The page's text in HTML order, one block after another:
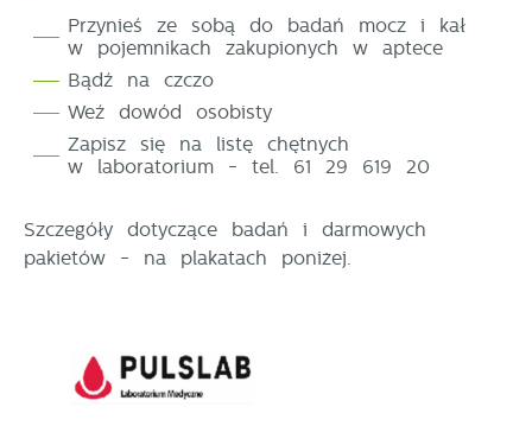
Przynieś ze sobą do badań mocz i kał
w pojemnikach zakupionych w aptece
Bądź na czczo
Weź dowód osobisty
Zapisz się na listę chętnych
w laboratorium - tel. 61 29 619 20
Szczegóły dotyczące badań i darmowych
pakietów - na plakatach poniżej.
upodobań oraz Twoich zwyczajów dotyczących
przeglądanej witryny internetowej. Treści promocyjne
lub firm będących naszymi partnerami oraz innych
dostawców usług. Firmy te działają w charakterze
pośredników prezentujących nasze treści w postaci
wiadomości, ofert, komunikatów mediów